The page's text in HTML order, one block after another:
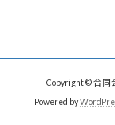
Copyright © 合同
Powered by